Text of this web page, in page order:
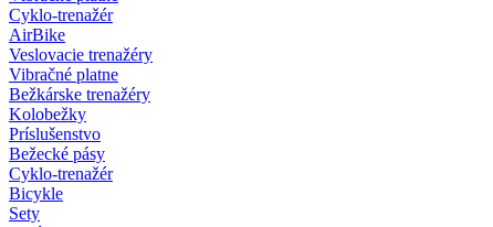
Cyklo-trenažér
AirBike
Veslovacie trenažéry
Vibračné platne
Bežkárske trenažéry
Kolobežky
Príslušenstvo
Bežecké pásy
Cyklo-trenažér
Bicykle
Sety